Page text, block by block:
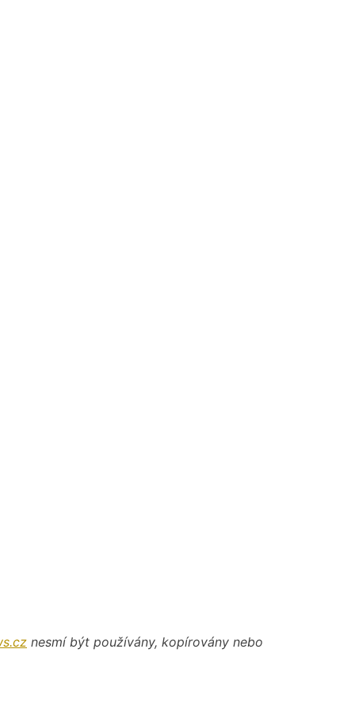
nesmí být používány, kopírovány nebo